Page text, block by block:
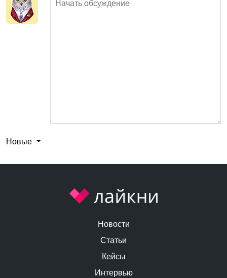
Новые
Новости
Статьи
Кейсы
Интервью